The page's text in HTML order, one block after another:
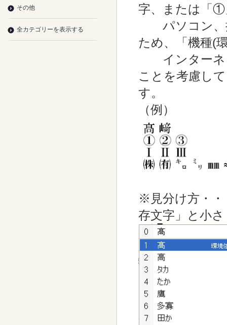
字、または「①
パソコン、
ため、「機種(
インターネ
ことを考慮し
す。
（例）
※見分け方・・
存文字」と小
その他
全カテゴリーを表示する